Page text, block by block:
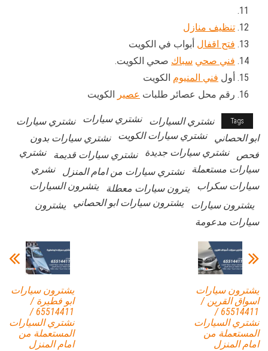
تنظيف منازل
فتح اقفال أبواب في الكويت
فني صحي سباك صحي الكويت.
أول فني المنيوم الكويت
رقم محل عصائر طلبات عصير الكويت
Tags نشتري السيارات نشتري سيارات
نشتري سيارات
ابو الحصاني
نشتري سيارات الكويت
نشتري سيارات بدون
فحص
نشتري سيارات جديدة نشتري سيارات قديمة
نشتري
سيارات مستعملة
نشتري سيارات من امام المنزل
نشري
سيارات سكراب
يترون سيارات معطلة
يتشرون السيارات
يشترون سيارات
يشترون سيارات ابو الحصاني
يشترون
سيارات مدعومة
يشترون سيارات
ابو فطيرة /
65514411 /
نشتري السيارات
المستعملة من
امام المنزل
يشترون سيارات
اسواق القرين /
65514411 /
نشتري السيارات
المستعملة من
امام المنزل